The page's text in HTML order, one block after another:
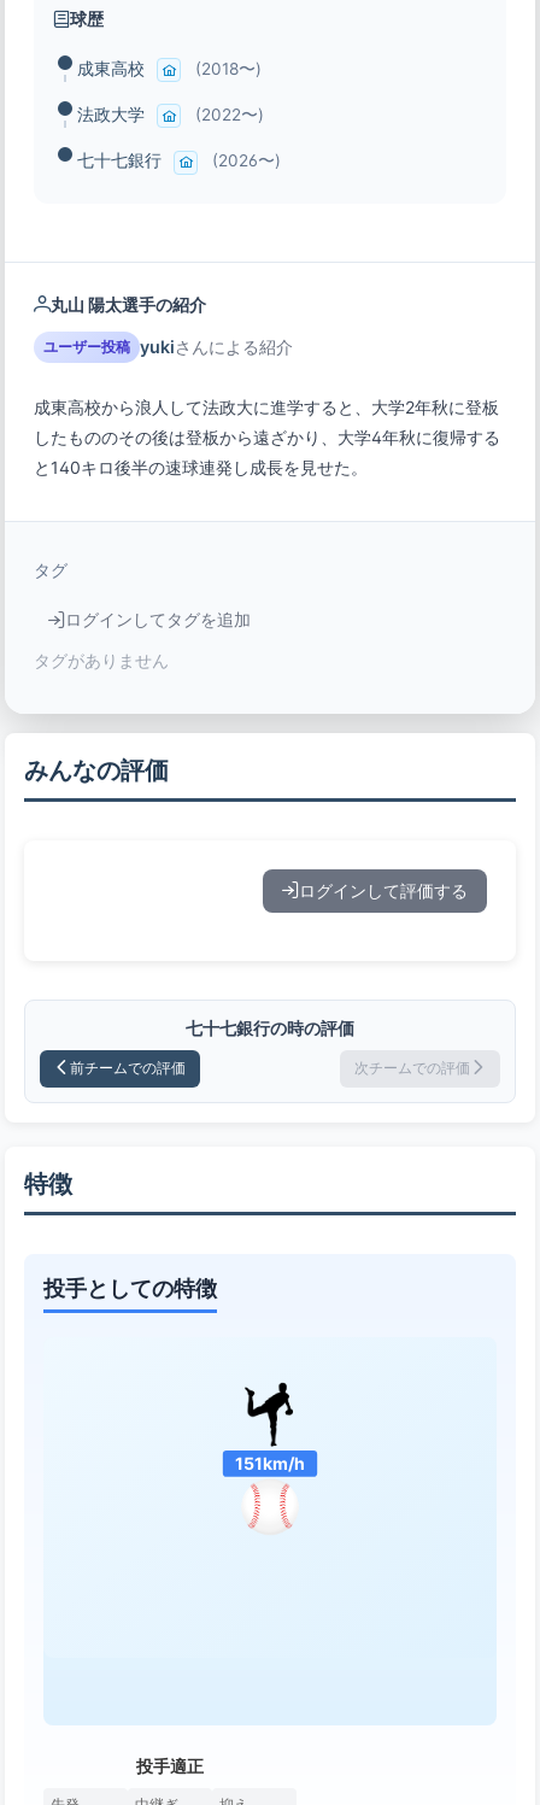
球歴
成東高校 (2018〜)
法政大学 (2022〜)
七十七銀行 (2026〜)
丸山 陽太選手の紹介
ユーザー投稿 yukiさんによる紹介
成東高校から浪人して法政大に進学すると、大学2年秋に登板
したもののその後は登板から遠ざかり、大学4年秋に復帰する
と140キロ後半の速球連発し成長を見せた。
タグ
ログインしてタグを追加
タグがありません
みんなの評価
ログインして評価する
七十七銀行の時の評価
前チームでの評価 次チームでの評価
特徴
投手としての特徴
151km/h
投手適正